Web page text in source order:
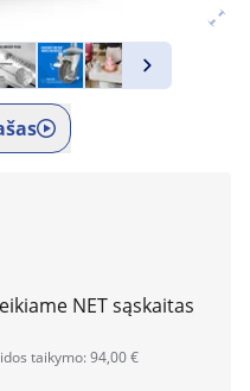
NET sąskaitas
taikymo: 94,00 €